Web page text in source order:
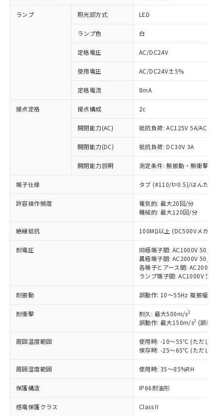
ランプ 照光部方式 LED
ランプ色 白
定格電圧 AC/DC24V
使用電圧 AC/DC24V±5%
定格電流 8mA
接点定格 接点構成 2c
開閉能力(AC) 抵抗負荷: AC125V 5A/
開閉能力(DC) 抵抗負荷: DC30V 3A
開閉能力説明 測定条件: 無振動・無衝撃
端子仕様 タブ (#110/t=0.5)/はんだづ
許容操作頻度
電気的: 最大20回/分
機械的: 最大120回/分
絶縁抵抗 100MΩ以上 (DC500Vメガ)
耐電圧
同極端子間: AC1000V 50/
異極端子間: AC2000V 50/
各端子とアース間:
ランプ端子間: AC1000V
耐振動 誤動作: 10～55Hz 複振幅
耐衝撃 耐久: 最大500m/s2
誤動作: 最大150m/s2 (誤動
周囲温度範囲
使用時: -10～55℃ (ただし
保存時: -25～65℃ (ただし
周囲湿度範囲 使用時: 35～85%RH
保護構造 IP66耐油形
感電保護クラス Class II
以下の条件をお読みいただき、同意のうえ
本サービスは、当社制御機器事業取扱
(税抜)を提供させていただくもので
当社制御機器事業取扱商品の中には、
本サービスの対象外となる商品もある
ことをご了承ください。
在庫状況および標準価格照会結果は、
記載している更新日時点での社内デー
タに基づき作成されるものであり、閲
覧された時点での実際の在庫および標
準価格とは異なる場合があることをご
※1 対応状況
対応済み：EU RoHS指令（10物質）の
非含有に対応した製品が提供可能な商品で
対応予定：EU RoHS指令（10物質）の非含
有に対応した製品に切り替える予定のある
対応予定なし：EU RoHS指令（10物質）の
非含有に非対応の商品で、対応品を出す予
調査・確認中：EU RoHS指令（10物質）の
非含有の対応状況を調査中または確認中の
非該当品：ライセンス料など無形物で、有
害物質有無と関係のない商品です。
仕入先様の事情により、非含有部品として
いたものが、含有品と判明した場合などや
むを得ず変更することがあります。
*EU RoHS指令（10物質）：
鉛(Pb) 1000ppm以下、 水銀(Hg) 1000ppm以下、 カド
六価クロム(Cr(Ⅵ)) 1000ppm以下、ポリ臭化ビフェニル
「○」：最大均質材料含有率が中国RoHSの
基準値以下であることを示します。
「×」：最大均質材料含有率が中国RoHSの
基準値を超えていることを示します。
「－」：未確認です。当社販売部門へお問
い合わせください。
*中国RoHS10物質の基準値 (GB/T26572)：
ム) : 100ppm、
当社は、これら貴社製品のうち、外国
為替および外国貿易法に定める商品
（以下｢規制貨物等」という）を輸出
または国外への提供する場合は、日本
国政府の輸出許可(または役務取引許
可)を取得するなどの必要な手続きを